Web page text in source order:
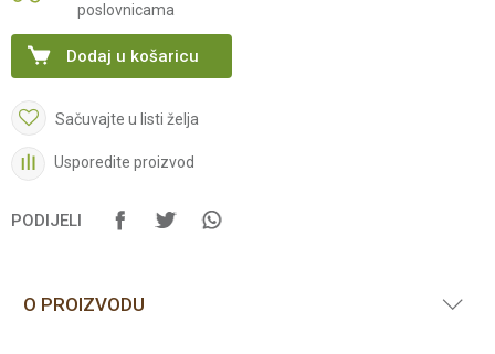
poslovnicama
Dodaj u košaricu
Sačuvajte u listi želja
Usporedite proizvod
PODIJELI
O PROIZVODU